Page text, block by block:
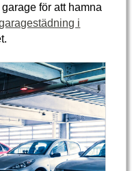
för att hamna
i